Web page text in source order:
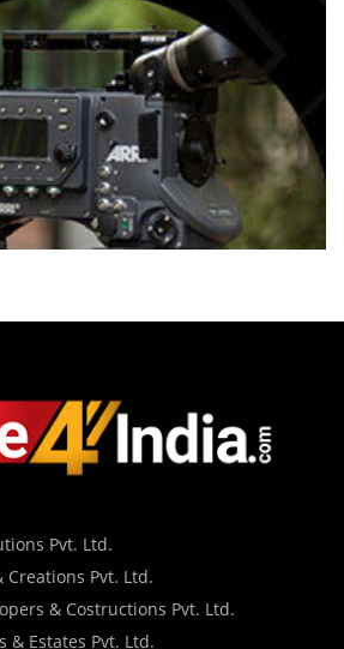
Pvt. Ltd.
Pvt. Ltd.
& Costructions Pvt. Ltd.
& Estates Pvt. Ltd.